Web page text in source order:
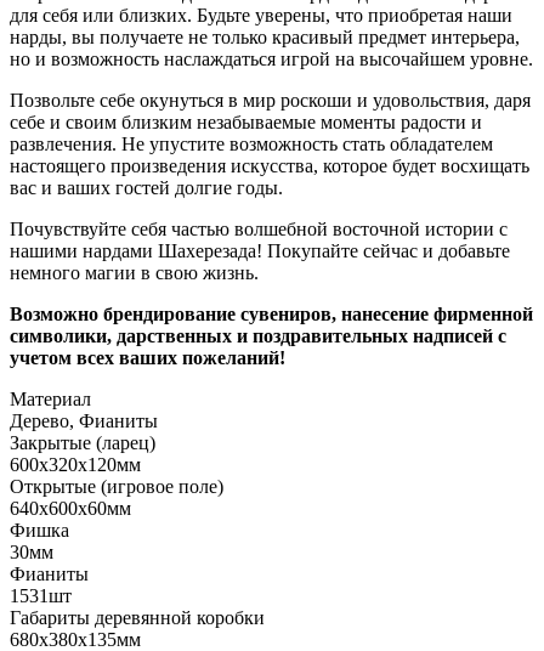
для себя или близких. Будьте уверены, что приобретая наши
нарды, вы получаете не только красивый предмет интерьера,
но и возможность наслаждаться игрой на высочайшем уровне.
Позвольте себе окунуться в мир роскоши и удовольствия, даря
себе и своим близким незабываемые моменты радости и
развлечения. Не упустите возможность стать обладателем
настоящего произведения искусства, которое будет восхищать
вас и ваших гостей долгие годы.
Почувствуйте себя частью волшебной восточной истории с
нашими нардами Шахерезада! Покупайте сейчас и добавьте
немного магии в свою жизнь.
Возможно брендирование сувениров, нанесение фирменной
символики, дарственных и поздравительных надписей с
учетом всех ваших пожеланий!
Материал
Дерево, Фианиты
Закрытые (ларец)
600х320х120мм
Открытые (игровое поле)
640х600х60мм
Фишка
30мм
Фианиты
1531шт
Габариты деревянной коробки
680х380х135мм